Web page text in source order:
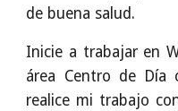
de buena salud.
Inicie a trabajar en
área Centro de Día
realice mi trabajo